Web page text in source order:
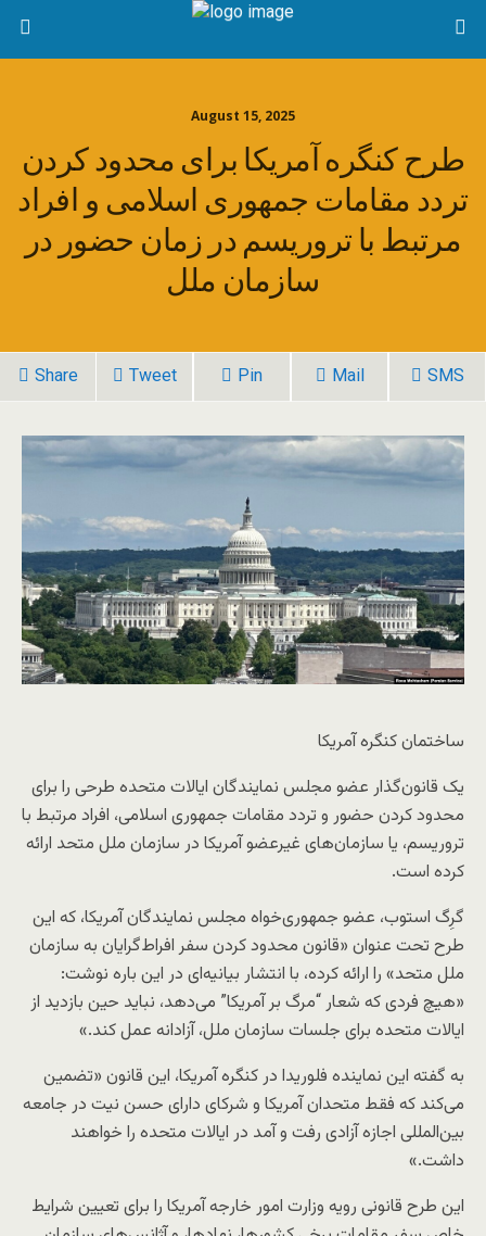
August 15, 2025
طرح کنگره آمریکا برای محدود کردن
تردد مقامات جمهوری اسلامی و افراد
مرتبط با تروریسم در زمان حضور در
سازمان ملل
Share Tweet Pin Mail SMS
ساختمان کنگره آمریکا
یک قانون‌گذار عضو مجلس نمایندگان ایالات متحده طرحی را برای
محدود کردن حضور و تردد مقامات جمهوری اسلامی، افراد مرتبط با
تروریسم، یا سازمان‌های غیرعضو آمریکا در سازمان ملل متحد ارائه
کرده است.
گرِگ استوب، عضو جمهوری‌خواه مجلس نمایندگان آمریکا، که این
طرح تحت عنوان «قانون محدود کردن سفر افراط‌گرایان به سازمان
ملل متحد» را ارائه کرده، با انتشار بیانیه‌ای در این باره نوشت:
«هیچ فردی که شعار “مرگ بر آمریکا” می‌دهد، نباید حین بازدید از
ایالات متحده برای جلسات سازمان ملل، آزادانه عمل کند.»
به گفته این نماینده فلوریدا در کنگره آمریکا، این قانون «تضمین
می‌کند که فقط متحدان آمریکا و شرکای دارای حسن نیت در جامعه
بین‌المللی اجازه آزادی رفت و آمد در ایالات متحده را خواهند
داشت.»
این طرح قانونی رویه وزارت امور خارجه آمریکا را برای تعیین شرایط